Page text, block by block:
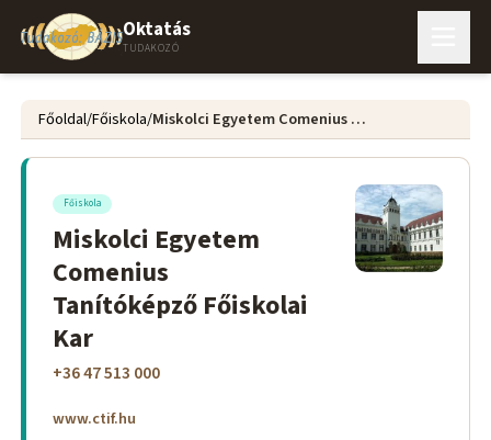
Oktatás
TUDAKOZÓ
Főoldal/Főiskola/ Miskolci Egyetem Comenius Tanítóképző Főiskolai Kar
Főiskola
Miskolci Egyetem
Comenius
Tanítóképző Főiskolai
Kar
+36 47 513 000
www.ctif.hu